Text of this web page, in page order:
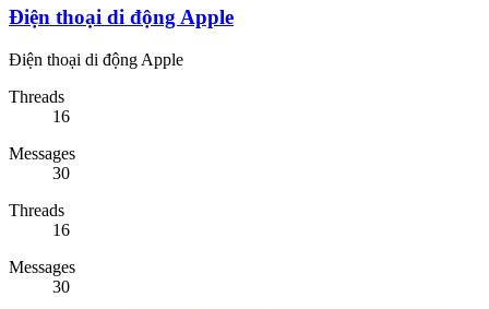
Điện thoại di động Apple
Điện thoại di động Apple
Threads
16
Messages
30
Threads
16
Messages
30